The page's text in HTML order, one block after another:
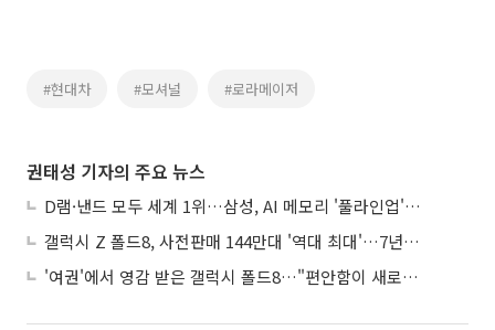
#현대차 #모셔널 #로라메이저
권태성 기자의 주요 뉴스
D램·낸드 모두 세계 1위…삼성, AI 메모리 '풀라인업'으로 승부
갤럭시 Z 폴드8, 사전판매 144만대 '역대 최대'…7년만에 갤노트10 기록 넘어
'여권'에서 영감 받은 갤럭시 폴드8…"편안함이 새로운 디자인 경쟁력"